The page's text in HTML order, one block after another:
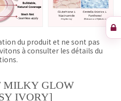
du produit et ne sont pas
à consulter les détails du
MILKY GLOW
IVORY]